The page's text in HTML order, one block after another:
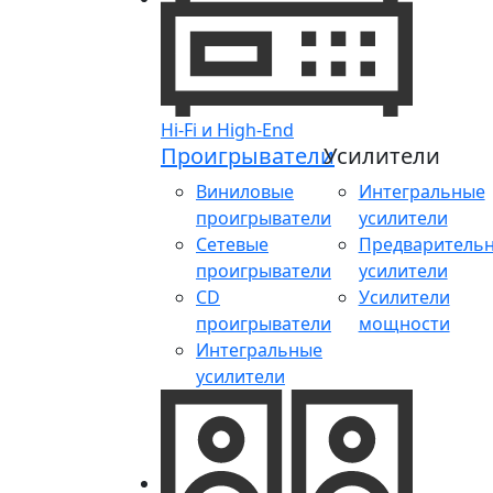
Hi-Fi и High-End
Проигрыватели
Виниловые
проигрыватели
Сетевые
проигрыватели
CD
проигрыватели
Интегральные
усилители
Усилители
Интегральные
усилители
усилители
Усилители
мощности